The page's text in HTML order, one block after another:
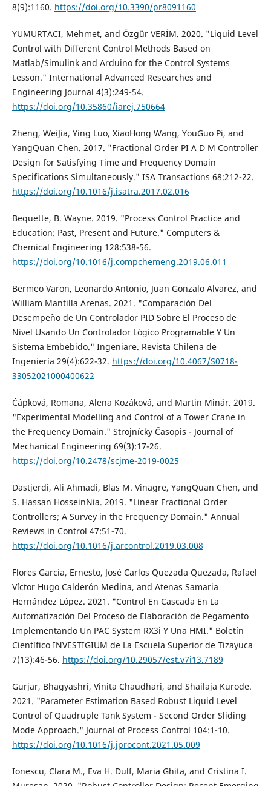
8(9):1160. https://doi.org/10.3390/pr8091160
YUMURTACI, Mehmet, and Özgür VERİM. 2020. "Liquid Level
Control with Different Control Methods Based on
Matlab/Simulink and Arduino for the Control Systems
Lesson." International Advanced Researches and
Engineering Journal 4(3):249-54.
https://doi.org/10.35860/iarej.750664
Zheng, WeiJia, Ying Luo, XiaoHong Wang, YouGuo Pi, and
YangQuan Chen. 2017. "Fractional Order PI Λ D Μ Controller
Design for Satisfying Time and Frequency Domain
Specifications Simultaneously." ISA Transactions 68:212-22.
https://doi.org/10.1016/j.isatra.2017.02.016
Bequette, B. Wayne. 2019. "Process Control Practice and
Education: Past, Present and Future." Computers &
Chemical Engineering 128:538-56.
https://doi.org/10.1016/j.compchemeng.2019.06.011
Bermeo Varon, Leonardo Antonio, Juan Gonzalo Alvarez, and
William Mantilla Arenas. 2021. "Comparación Del
Desempeño de Un Controlador PID Sobre El Proceso de
Nivel Usando Un Controlador Lógico Programable Y Un
Sistema Embebido." Ingeniare. Revista Chilena de
Ingeniería 29(4):622-32. https://doi.org/10.4067/S0718-
33052021000400622
Čápková, Romana, Alena Kozáková, and Martin Minár. 2019.
"Experimental Modelling and Control of a Tower Crane in
the Frequency Domain." Strojnícky Časopis - Journal of
Mechanical Engineering 69(3):17-26.
https://doi.org/10.2478/scjme-2019-0025
Dastjerdi, Ali Ahmadi, Blas M. Vinagre, YangQuan Chen, and
S. Hassan HosseinNia. 2019. "Linear Fractional Order
Controllers; A Survey in the Frequency Domain." Annual
Reviews in Control 47:51-70.
https://doi.org/10.1016/j.arcontrol.2019.03.008
Flores García, Ernesto, José Carlos Quezada Quezada, Rafael
Víctor Hugo Calderón Medina, and Atenas Samaria
Hernández López. 2021. "Control En Cascada En La
Automatización Del Proceso de Elaboración de Pegamento
Implementando Un PAC System RX3i Y Una HMI." Boletín
Científico INVESTIGIUM de La Escuela Superior de Tizayuca
7(13):46-56. https://doi.org/10.29057/est.v7i13.7189
Gurjar, Bhagyashri, Vinita Chaudhari, and Shailaja Kurode.
2021. "Parameter Estimation Based Robust Liquid Level
Control of Quadruple Tank System - Second Order Sliding
Mode Approach." Journal of Process Control 104:1-10.
https://doi.org/10.1016/j.jprocont.2021.05.009
Ionescu, Clara M., Eva H. Dulf, Maria Ghita, and Cristina I.